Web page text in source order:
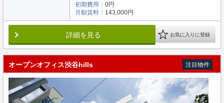
初期費用： 0円
月額賃料： 143,000円
詳細を見る お気に入りに登録
オープンオフィス渋谷hills 注目物件